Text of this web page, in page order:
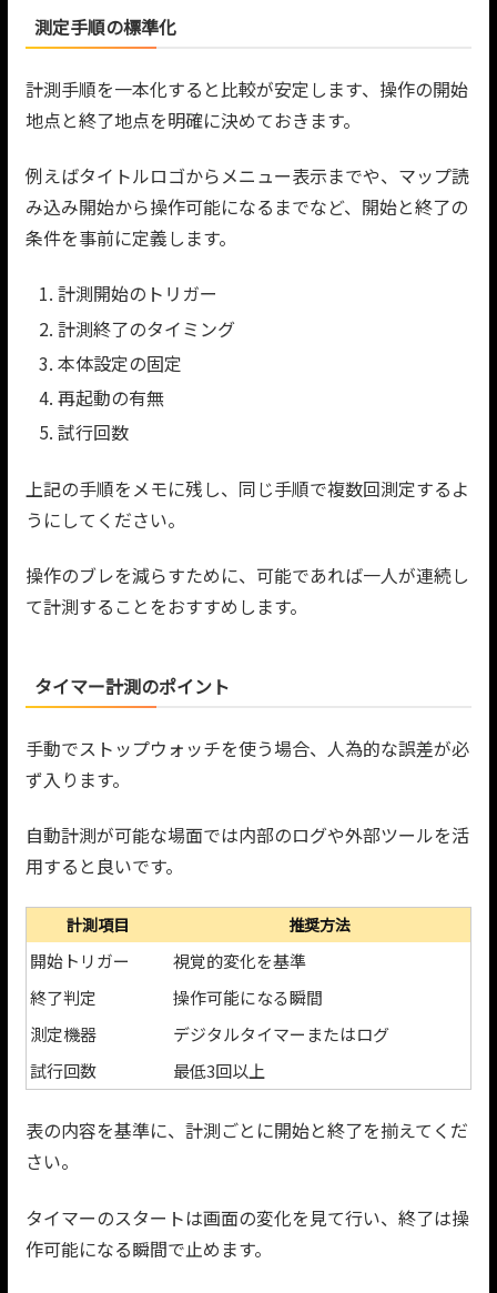
測定手順の標準化
計測手順を一本化すると比較が安定します、操作の開始
地点と終了地点を明確に決めておきます。
例えばタイトルロゴからメニュー表示までや、マップ読
み込み開始から操作可能になるまでなど、開始と終了の
条件を事前に定義します。
計測開始のトリガー
計測終了のタイミング
本体設定の固定
再起動の有無
試行回数
上記の手順をメモに残し、同じ手順で複数回測定するよ
うにしてください。
操作のブレを減らすために、可能であれば一人が連続し
て計測することをおすすめします。
タイマー計測のポイント
手動でストップウォッチを使う場合、人為的な誤差が必
ず入ります。
自動計測が可能な場面では内部のログや外部ツールを活
用すると良いです。
計測項目 推奨方法
開始トリガー
視覚的変化を基準
終了判定
操作可能になる瞬間
測定機器
デジタルタイマーまたはログ
試行回数
最低3回以上
表の内容を基準に、計測ごとに開始と終了を揃えてくだ
さい。
タイマーのスタートは画面の変化を見て行い、終了は操
作可能になる瞬間で止めます。